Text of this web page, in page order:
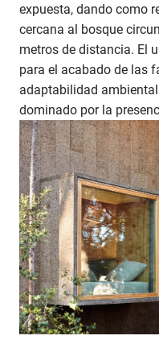
expuesta, dando como
cercana al bosque
metros de distancia. El
para el acabado de las
adaptabilidad
dominado por la